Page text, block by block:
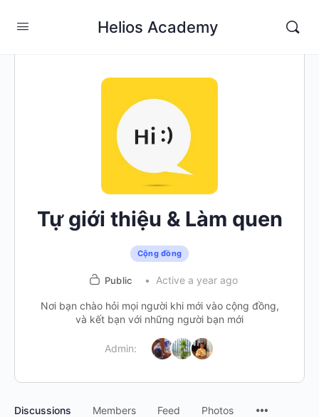
Helios Academy
Tự giới thiệu & Làm quen
Cộng đồng
Public Active a year ago
Nơi bạn chào hỏi mọi người khi mới vào cộng đồng,
và kết bạn với những người bạn mới
Admin:
Discussions Members Feed Photos